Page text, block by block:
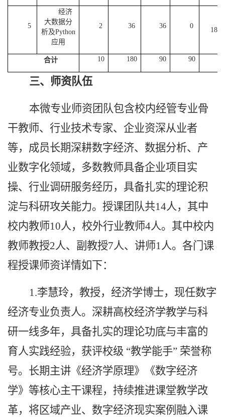
5
经济
大数据分
析及Python
应用
2 36 36 0
18
合计 10 180 90 90
三、师资队伍
本微专业师资团队包含校内经管专业骨
干教师、行业技术专家、企业资深从业者
等，成员长期深耕数字经济、数据分析、产
业数字化领域，多数教师具备企业项目实
操、行业调研服务经历，具备扎实的理论积
淀与科研攻关能力。授课团队共14人，其中
校内教师10人，校外行业教师4人。其中校内
教师教授2人、副教授7人、讲师1 人。各门课
程授课师资详情如下：
1.李慧玲，教授，经济学博士，现任数字
经济专业负责人。深耕高校经济学教学与科
研一线多年，具备扎实的理论功底与丰富的
育人实践经验，获评校级 “教学能手” 荣誉称
号。长期主讲《经济学原理》《数字经济
学》等核心主干课程，持续推进课堂教学改
革，将区域产业、数字经济现实案例融入课